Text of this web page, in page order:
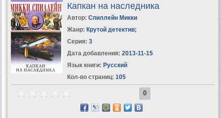
Капкан на наследника
Автор: Спиллейн Микки
Жанр: Крутой детектив;
Серия: 3
Дата добавления: 2013-11-15
Язык книги: Русский
Кол-во страниц: 105
0